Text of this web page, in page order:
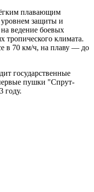
плавающим
защиты и
ведение боевых
тропического климата.
в 70 км/ч, на плаву — до
государственные
пушки "Спрут-
году.